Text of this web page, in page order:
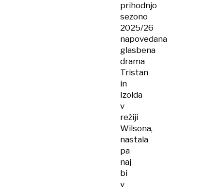
prihodnjo
sezono
2025/26
napovedana
glasbena
drama
Tristan
in
Izolda
v
režiji
Wilsona,
nastala
pa
naj
bi
v